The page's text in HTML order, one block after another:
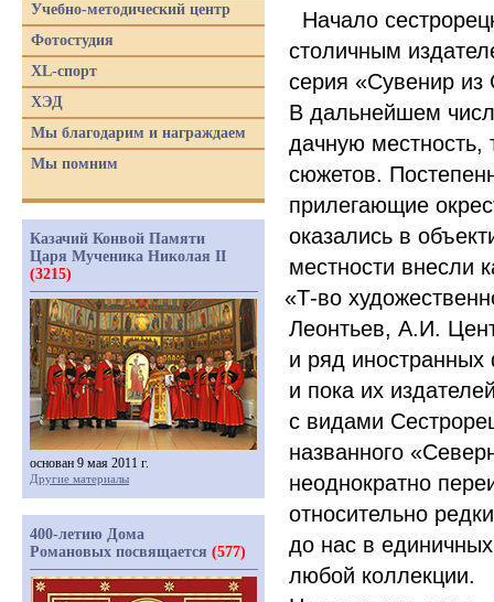
Начало
столичным
серия «Сувенир из
В дальнейшем
дачную местность,
сюжетов.
прилегающие
оказались в
местности внесли
«Т-во
Леонтьев, А.И.
и ряд
и пока их
с видами
названного «
неоднократно
относительно
до нас в еди­
любой коллекции.
Учебно-методический центр
Фотостудия
XL-спорт
ХЭД
Мы благодарим и награждаем
Мы помним
Казачий Конвой Памяти
Царя Мученика Николая II
(3215)
основан 9 мая 2011 г.
Другие материалы
400-летию Дома
Романовых посвящается (577)